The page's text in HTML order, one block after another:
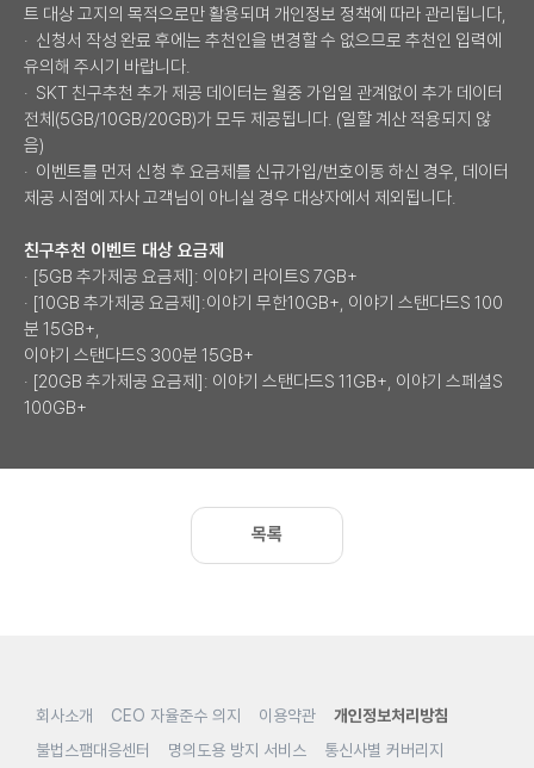
트 대상 고지의 목적으로만 활용되며 개인정보 정책에 따라 관리됩니다,
· 신청서 작성 완료 후에는 추천인을 변경할 수 없으므로 추천인 입력에
유의해 주시기 바랍니다.
· SKT 친구추천 추가 제공 데이터는 월중 가입일 관계없이 추가 데이터
전체(5GB/10GB/20GB)가 모두 제공됩니다. (일할 계산 적용되지 않
음)
· 이벤트를 먼저 신청 후 요금제를 신규가입/번호이동 하신 경우, 데이터
제공 시점에 자사 고객님이 아니실 경우 대상자에서 제외됩니다.
친구추천 이벤트 대상 요금제
· [5GB 추가제공 요금제]: 이야기 라이트S 7GB+
· [10GB 추가제공 요금제]:이야기 무한10GB+, 이야기 스탠다드S 100
분 15GB+,
이야기 스탠다드S 300분 15GB+
· [20GB 추가제공 요금제]: 이야기 스탠다드S 11GB+, 이야기 스페셜S
100GB+
목록
회사소개 CEO 자율준수 의지 이용약관
개인정보처리방침
불법스팸대응센터
명의도용 방지 서비스 통신사별 커버리지